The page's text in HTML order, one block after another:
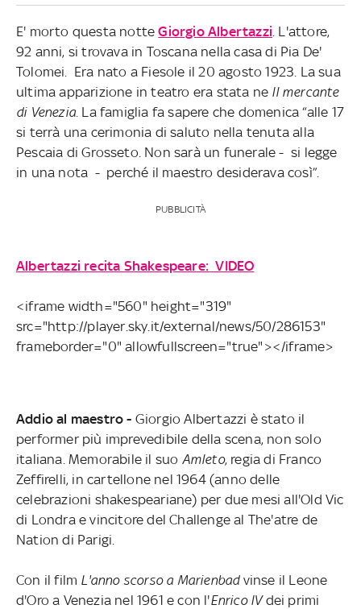
E' morto questa notteGiorgio Albertazzi . L'attore,
92 anni, si trovava in Toscana nella casa di Pia De'
Tolomei. Era nato a Fiesole il 20 agosto 1923. La sua
ultima apparizione in teatro era stata ne Il mercante
di Venezia. La famiglia fa sapere che domenica “alle 17
si terrà una cerimonia di saluto nella tenuta alla
Pescaia di Grosseto. Non sarà un funerale - si legge
in una nota - perché il maestro desiderava così”.
PUBBLICITÀ
Albertazzi recita Shakespeare: VIDEO
<iframe width="560" height="319"
src="http://player.sky.it/external/news/50/286153"
frameborder="0" allowfullscreen="true"></iframe>
Addio al maestro - Giorgio Albertazzi è stato il
performer più imprevedibile della scena, non solo
italiana. Memorabile il suo Amleto, regia di Franco
Zeffirelli, in cartellone nel 1964 (anno delle
celebrazioni shakespeariane) per due mesi all'Old Vic
di Londra e vincitore del Challenge al The'atre de
Nation di Parigi.
Con il film L'anno scorso a Marienbadvinse il Leone
d'Oro a Venezia nel 1961 e con l'Enrico IVdei primi